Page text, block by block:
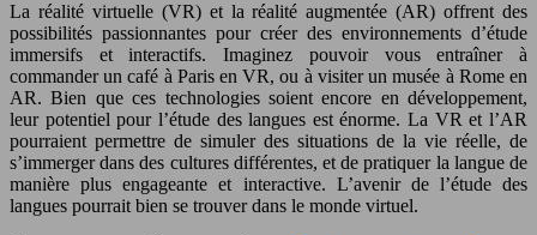
La réalité virtuelle (VR) et la réalité augmentée (AR) offrent des
possibilités passionnantes pour créer des environnements d’étude
immersifs et interactifs. Imaginez pouvoir vous entraîner à
commander un café à Paris en VR, ou à visiter un musée à Rome en
AR. Bien que ces technologies soient encore en développement,
leur potentiel pour l’étude des langues est énorme. La VR et l’AR
pourraient permettre de simuler des situations de la vie réelle, de
s’immerger dans des cultures différentes, et de pratiquer la langue de
manière plus engageante et interactive. L’avenir de l’étude des
langues pourrait bien se trouver dans le monde virtuel.